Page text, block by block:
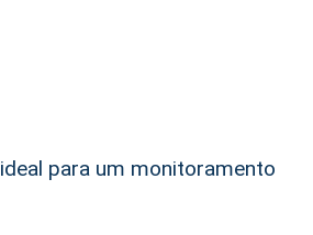
para um monitoramento